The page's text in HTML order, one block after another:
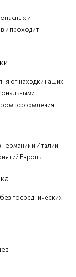
и
и проходит
находки наших
оформления
и Италии,
Европы
посреднических